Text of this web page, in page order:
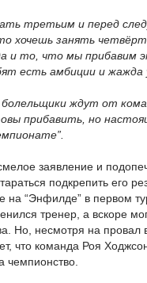
третьим и перед
хочешь занять
и то, что мы прибавим
есть амбиции и жажда
ждут от
прибавить, но
заявление и
подкрепить его
на “Энфилде” в первом
тренер, а вскоре
Но, несмотря на провал
что команда Роя
чемпионство.